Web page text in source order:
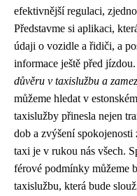
efektivnější regulaci,
Představme si aplikaci,
údaji o vozidle a řidiči, a
informace ještě před jízdou.
důvěru v taxislužbu a
můžeme hledat v
taxislužby přinesla nejen
dob a zvýšení
taxi je v rukou nás všech.
férové podmínky můžeme
taxislužbu, která bude